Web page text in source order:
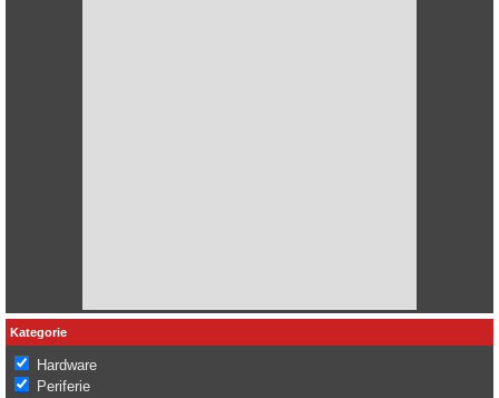
Kategorie
Hardware
Periferie